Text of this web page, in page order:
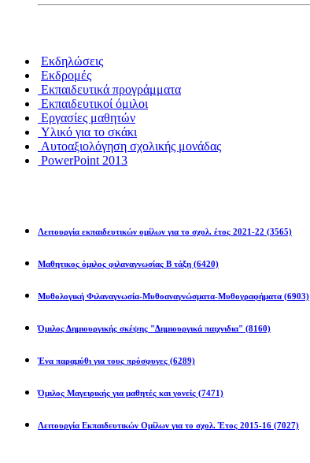
Εκδηλώσεις
Εκδρομές
Εκπαιδευτικά προγράμματα
Εκπαιδευτικοί όμιλοι
Εργασίες μαθητών
Υλικό για το σκάκι
Αυτοαξιολόγηση σχολικής μονάδας
PowerPoint 2013
Λειτουργία εκπαιδευτικών ομίλων για το σχολ. έτος 2021-22 (3565)
Μαθητικος όμιλος φιλαναγνωσίας Β τάξη (6420)
Μυθολογική Φιλαναγνωσία-Μυθοαναγνώσματα-Μυθογραφήματα (6903)
Όμιλος Δημιουργικής σκέψης "Δημιουργικά παιχνιδια" (8160)
Ένα παραμύθι για τους πρόσφυγες (6289)
Όμιλος Μαγειρικής για μαθητές και γονείς (7471)
Λειτουργία Εκπαιδευτικών Ομίλων για το σχολ. Έτος 2015-16 (7027)